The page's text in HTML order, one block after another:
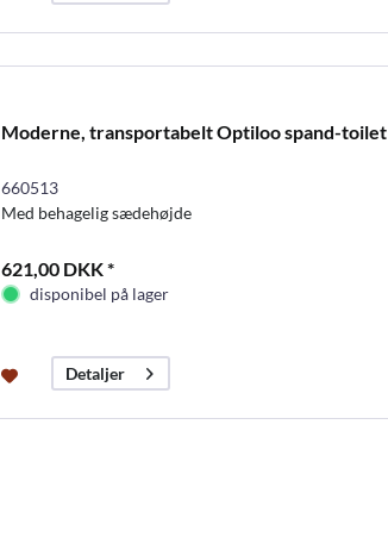
Moderne, transportabelt Optiloo spand-toilet
660513
Med behagelig sædehøjde
621,00 DKK *
disponibel på lager
Detaljer